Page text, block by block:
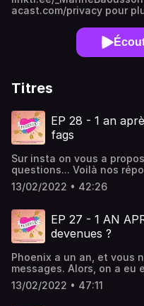
acast.com/privacy pour
Titres
EP 28 - 1 an
fags
Sur insta on vous a
questions... Voilà nos
pour AMOUR, le spectacle
https://snipfeed.co/
linktr.ee/
Krief et Marine
Baoussongraphisme :
13/02/2022 • 42:26
EP 27 - 1 AN
devenues ?
Phoenix a un an, et vous
messages. Alors, on a eu
vous donner des
Krief et Marine
13/02/2022 • 47:11